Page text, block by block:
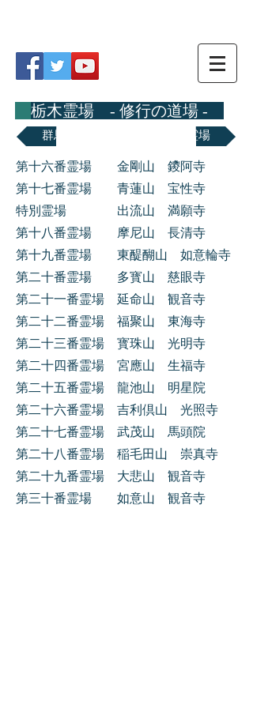
栃木霊場 - 修行の道場 -
群馬霊場 茨城霊場
第十六番霊場 金剛山 鑁阿寺
第十七番霊場 青蓮山 宝性寺
特別霊場 出流山 満願寺
第十八番霊場 摩尼山 長清寺
第十九番霊場 東醍醐山 如意輪寺
第二十番霊場 多寳山 慈眼寺
第二十一番霊場 延命山 観音寺
第二十二番霊場 福聚山 東海寺
第二十三番霊場 寳珠山 光明寺
第二十四番霊場 宮應山 生福寺
第二十五番霊場 龍池山 明星院
第二十六番霊場 吉利倶山 光照寺
第二十七番霊場 武茂山 馬頭院
第二十八番霊場 稲毛田山 崇真寺
第二十九番霊場 大悲山 観音寺
第三十番霊場 如意山 観音寺